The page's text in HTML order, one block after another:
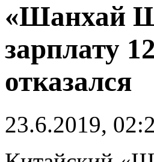
«Шанхай
зарплату
отказался
23.6.2019,